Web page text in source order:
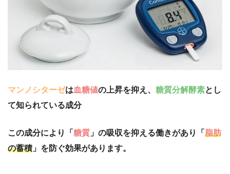
マンノシターゼは血糖値の上昇を抑え、 糖質分解酵素とし
て知られている成分
この成分により「 糖質 」の吸収を抑える働きがあり「 脂肪
の蓄積 」を防ぐ効果があります。